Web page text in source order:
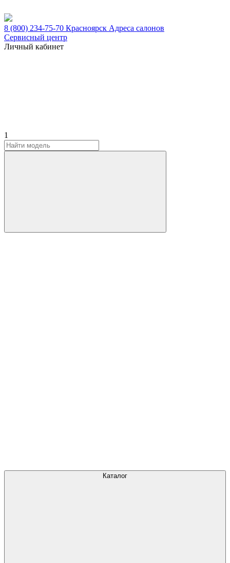
8 (800) 234-75-70 Красноярск Адреса салонов
Сервисный центр
Личный кабинет
1
Каталог